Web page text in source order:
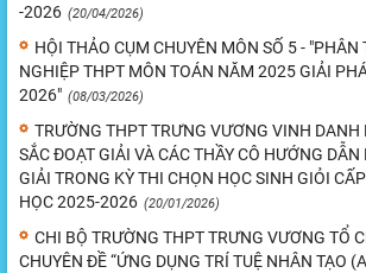
-2026 (20/04/2026)
HỘI THẢO CỤM CHUYÊN MÔN SỐ 5 - "PHÂN
NGHIỆP THPT MÔN TOÁN NĂM 2025 GIẢI
2026" (08/03/2026)
TRƯỜNG THPT TRƯNG VƯƠNG VINH DANH
SẮC ĐOẠT GIẢI VÀ CÁC THẦY CÔ HƯỚNG
GIẢI TRONG KỲ THI CHỌN HỌC SINH GIỎI
HỌC 2025-2026 (20/01/2026)
CHI BỘ TRƯỜNG THPT TRƯNG VƯƠNG TỔ
CHUYÊN ĐỀ “ỨNG DỤNG TRÍ TUỆ NHÂN TẠO